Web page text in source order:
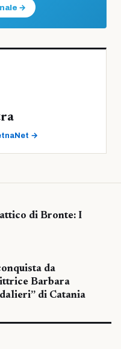
→
→
di Bronte: I
da
Barbara
di Catania